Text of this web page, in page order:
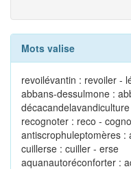
Mots valise
revoilévantin : revoiler -
abbans-dessulmone :
recognoter : reco -
antiscrophuleptomères :
cuillerse : cuiller - erse
aquanautoréconforter :